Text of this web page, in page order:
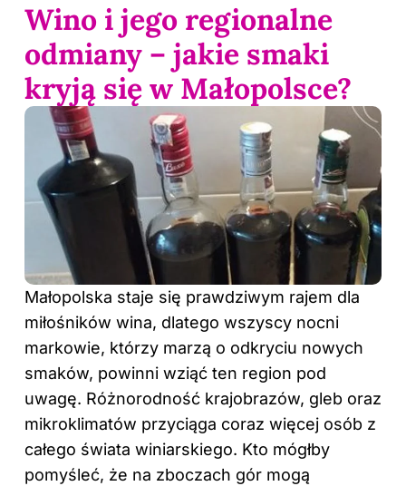
Wino i jego regionalne
odmiany – jakie smaki
kryją się w Małopolsce?
Małopolska staje się prawdziwym rajem dla
miłośników wina, dlatego wszyscy nocni
markowie, którzy marzą o odkryciu nowych
smaków, powinni wziąć ten region pod
uwagę. Różnorodność krajobrazów, gleb oraz
mikroklimatów przyciąga coraz więcej osób z
całego świata winiarskiego. Kto mógłby
pomyśleć, że na zboczach gór mogą